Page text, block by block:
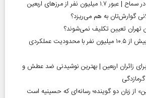
گوارش‌تان به هم می‌ریزد؟
تهران تعیین تکلیف نمی‌شوند؟
آمار معلولیت در ایران | بیش از ۱۰.۵ میلیون نفر با محدودیت عملکردی
زائران اربعین | بهترین نوشیدنی ضد عطش و
از زبان دو گوینده؛ رسانه‌ای که حسینیه است